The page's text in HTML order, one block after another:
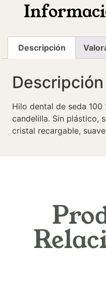
Descripción
Descripción
Hilo dental de seda 100
candelilla. Sin plástico,
cristal recargable,